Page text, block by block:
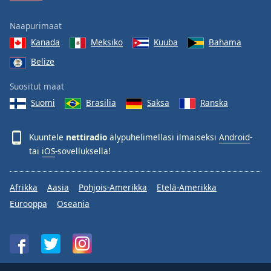
Naapurimaat
Kanada
Meksiko Kuuba
Bahama
Belize
Suositut maat
Suomi
Brasilia Saksa Ranska
Kuuntele nettiradio älypuhelimellasi ilmaiseksi Android-
tai iOS-sovelluksella!
Afrikka Aasia Pohjois-Amerikka
Etelä-Amerikka
Eurooppa
Oseania